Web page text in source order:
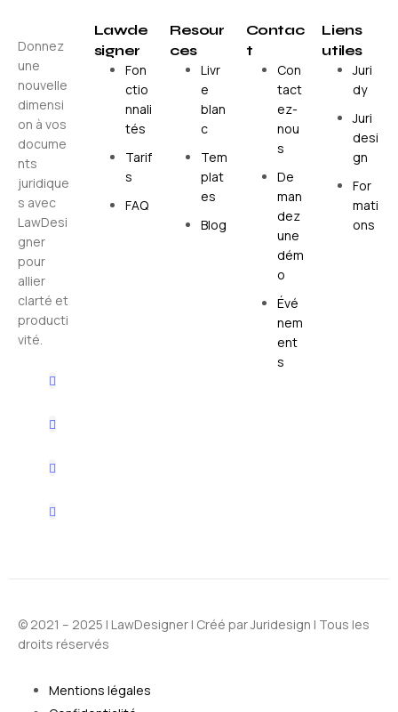
Donnez
une
nouvelle
dimensi
on à vos
docume
nts
juridique
s avec
LawDesi
gner
pour
allier
clarté et
producti
vité.
Lawde
signer
Fon
ctio
nnali
tés
Tarif
s
FAQ
Resour
ces
Livr
e
blan
c
Tem
plat
es
Blog
Contac
t
Con
tact
ez-
nou
s
De
man
dez
une
dém
o
Évé
nem
ent
s
Liens
utiles
Juri
dy
Juri
desi
gn
For
mati
ons
© 2021 – 2025 | LawDesigner | Créé parJuridesign | Tous les
droits réservés
Mentions légales